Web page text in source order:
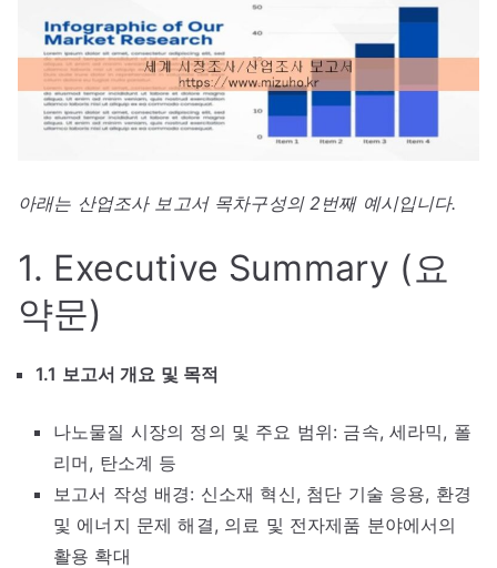
아래는 산업조사 보고서 목차구성의 2번째 예시입니다.
1. Executive Summary (요
약문)
1.1 보고서 개요 및 목적
나노물질 시장의 정의 및 주요 범위: 금속, 세라믹, 폴
리머, 탄소계 등
보고서 작성 배경: 신소재 혁신, 첨단 기술 응용, 환경
및 에너지 문제 해결, 의료 및 전자제품 분야에서의
활용 확대